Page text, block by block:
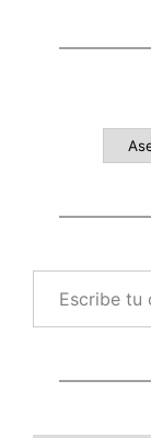
Escribe tu correo electrónico…